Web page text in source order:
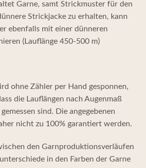
Garne, samt Strickmuster für den
Strickjacke zu erhalten, kann
ebenfalls mit einer dünneren
(Lauflänge 450-500 m)
ohne Zähler per Hand gesponnen,
die Lauflängen nach Augenmaß
sind. Die angegebenen
nicht zu 100% garantiert werden.
den Garnproduktionsverläufen
in den Farben der Garne